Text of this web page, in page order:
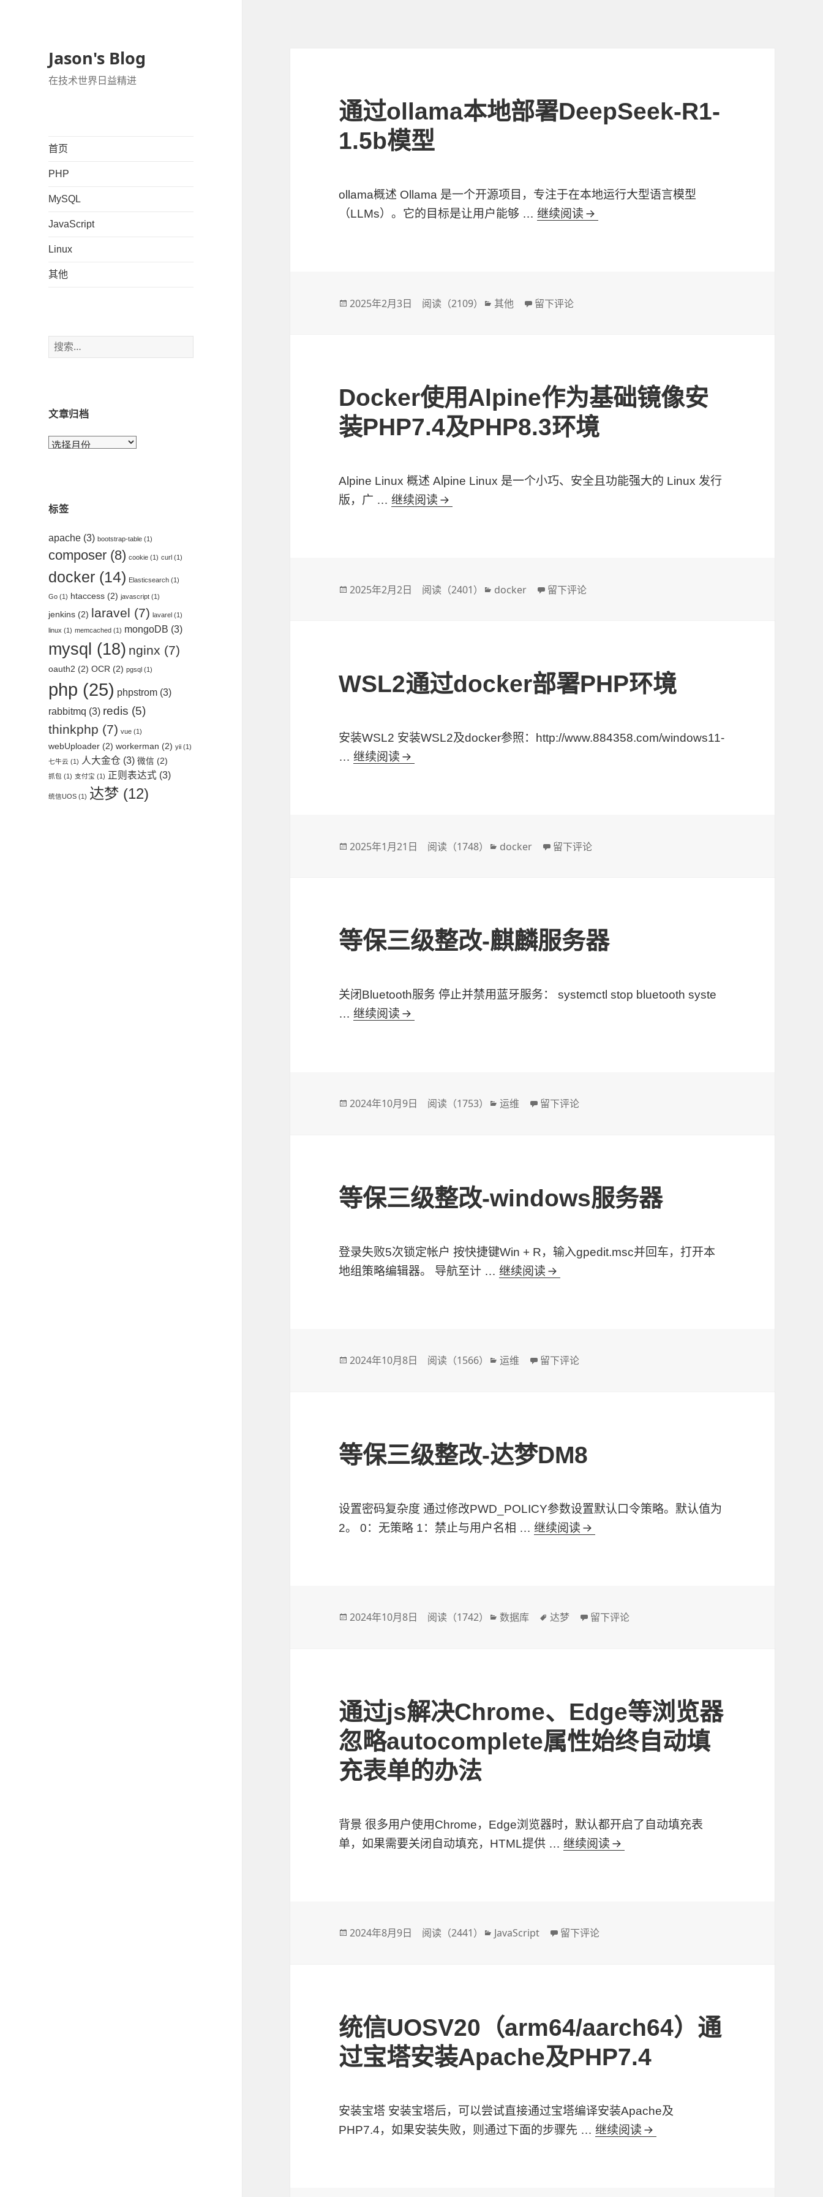
Jason's Blog
在技术世界日益精进
首页
PHP
MySQL
JavaScript
Linux
其他
搜
索
文章归档
文
标签
apache (3) bootstrap-table (1)
composer (8) cookie (1) curl (1)
docker (14) Elasticsearch (1)
Go (1) htaccess (2) javascript (1)
jenkins (2) laravel (7) lavarel (1)
linux (1) memcached (1) mongoDB (3)
mysql (18) nginx (7)
oauth2 (2) OCR (2) pgsql (1)
php (25) phpstrom (3)
rabbitmq (3) redis (5)
thinkphp (7) vue (1)
webUploader (2) workerman (2) yii (1)
七牛云 (1) 人大金仓 (3) 微信 (2)
抓包 (1) 支付宝 (1) 正则表达式 (3)
统信UOS (1) 达梦 (12)
通过ollama本地部署DeepSeek-R1-
1.5b模型
ollama概述 Ollama 是一个开源项目，专注于在本地运行大型语言模型
（LLMs）。它的目标是让用户能够 …继续阅读 通过ollama本地部署DeepSeek-R1-1.5b模型
发
2025年2月3日 阅读（2109）
分
其他 于通过ollama本地部署DeepSeek-R1-1.5b模型
留下评论
Docker使用Alpine作为基础镜像安
装PHP7.4及PHP8.3环境
Alpine Linux 概述 Alpine Linux 是一个小巧、安全且功能强大的 Linux 发行
版，广 …继续阅读 Docker使用Alpine作为基础镜像安装PHP7.4及PHP8.3环境
发
2025年2月2日 阅读（2401）
分
docker 于Docker使用Alpine作为基础镜像安装PHP7.4及PHP8.3环境
留下评论
WSL2通过docker部署PHP环境
安装WSL2 安装WSL2及docker参照：http://www.884358.com/windows11-
…继续阅读 WSL2通过docker部署PHP环境
发
2025年1月21日 阅读（1748）
分
docker 于WSL2通过docker部署PHP环境
留下评论
等保三级整改-麒麟服务器
关闭Bluetooth服务 停止并禁用蓝牙服务： systemctl stop bluetooth syste
…继续阅读 等保三级整改-麒麟服务器
发
2024年10月9日 阅读（1753）
分
运维 于等保三级整改-麒麟服务器
留下评论
等保三级整改-windows服务器
登录失败5次锁定帐户 按快捷键Win + R，输入gpedit.msc并回车，打开本
地组策略编辑器。 导航至计 …继续阅读 等保三级整改-windows服务器
发
2024年10月8日 阅读（1566）
分
运维 于等保三级整改-windows服务器
留下评论
等保三级整改-达梦DM8
设置密码复杂度 通过修改PWD_POLICY参数设置默认口令策略。默认值为
2。 0：无策略 1：禁止与用户名相 …继续阅读 等保三级整改-达梦DM8
发
2024年10月8日 阅读（1742）
分
数据库
标
达梦 于等保三级整改-达梦DM8
留下评论
通过js解决Chrome、Edge等浏览器
忽略autocomplete属性始终自动填
充表单的办法
背景 很多用户使用Chrome，Edge浏览器时，默认都开启了自动填充表
单，如果需要关闭自动填充，HTML提供 …继续阅读 通过js解决Chrome、Edge等浏览器忽
发
2024年8月9日 阅读（2441）
分
JavaScript 于通过js解决Chrome、Edge等浏览器忽略autocomplete
留下评论
统信UOSV20（arm64/aarch64）通
过宝塔安装Apache及PHP7.4
安装宝塔 安装宝塔后，可以尝试直接通过宝塔编译安装Apache及
PHP7.4，如果安装失败，则通过下面的步骤先 …继续阅读 统信UOSV20（arm64/aarch64）